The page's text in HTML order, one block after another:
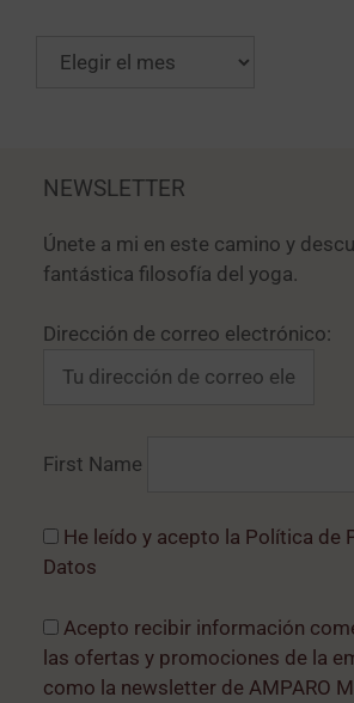
NEWSLETTER
Únete a mi en este camino y
fantástica filosofía del yoga.
Dirección de correo electrónico:
First Name
He leído y acepto la Política de
Datos
Acepto recibir información
las ofertas y promociones de la
como la newsletter de AMPARO